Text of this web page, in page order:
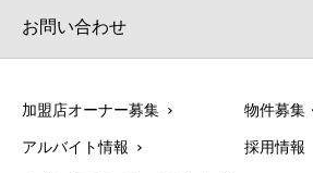
お問い合わせ
加盟店オーナー募集 物件募集
アルバイト情報 採用情報